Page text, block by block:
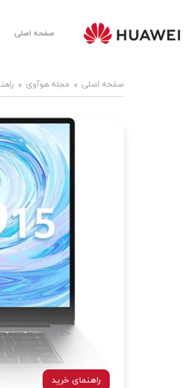
موبایل
صفحه اصلی
صفحه اصلی مجله هوآوی
راهنمای خرید